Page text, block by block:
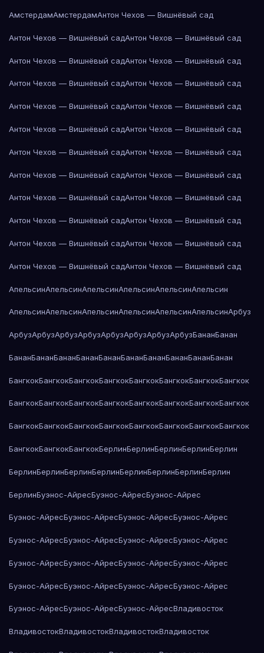
АмстердамАмстердамАнтон Чехов — Вишнёвый сад
Антон Чехов — Вишнёвый садАнтон Чехов — Вишнёвый сад
Антон Чехов — Вишнёвый садАнтон Чехов — Вишнёвый сад
Антон Чехов — Вишнёвый садАнтон Чехов — Вишнёвый сад
Антон Чехов — Вишнёвый садАнтон Чехов — Вишнёвый сад
Антон Чехов — Вишнёвый садАнтон Чехов — Вишнёвый сад
Антон Чехов — Вишнёвый садАнтон Чехов — Вишнёвый сад
Антон Чехов — Вишнёвый садАнтон Чехов — Вишнёвый сад
Антон Чехов — Вишнёвый садАнтон Чехов — Вишнёвый сад
Антон Чехов — Вишнёвый садАнтон Чехов — Вишнёвый сад
Антон Чехов — Вишнёвый садАнтон Чехов — Вишнёвый сад
Антон Чехов — Вишнёвый садАнтон Чехов — Вишнёвый сад
АпельсинАпельсинАпельсинАпельсинАпельсинАпельсин
АпельсинАпельсинАпельсинАпельсинАпельсинАпельсинАрбуз
АрбузАрбузАрбузАрбузАрбузАрбузАрбузАрбузБананБанан
БананБананБананБананБананБананБананБананБананБанан
БангкокБангкокБангкокБангкокБангкокБангкокБангкокБангкок
БангкокБангкокБангкокБангкокБангкокБангкокБангкокБангкок
БангкокБангкокБангкокБангкокБангкокБангкокБангкокБангкок
БангкокБангкокБангкокБерлинБерлинБерлинБерлинБерлин
БерлинБерлинБерлинБерлинБерлинБерлинБерлинБерлин
БерлинБуэнос-АйресБуэнос-АйресБуэнос-Айрес
Буэнос-АйресБуэнос-АйресБуэнос-АйресБуэнос-Айрес
Буэнос-АйресБуэнос-АйресБуэнос-АйресБуэнос-Айрес
Буэнос-АйресБуэнос-АйресБуэнос-АйресБуэнос-Айрес
Буэнос-АйресБуэнос-АйресБуэнос-АйресБуэнос-Айрес
Буэнос-АйресБуэнос-АйресБуэнос-АйресВладивосток
ВладивостокВладивостокВладивостокВладивосток